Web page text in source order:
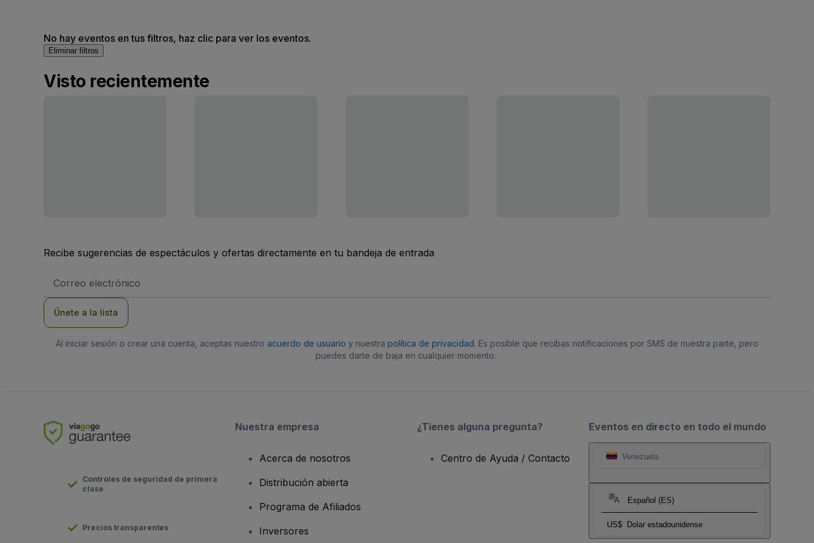
No hay eventos en tus filtros, haz clic para ver los eventos.
Eliminar filtros
Visto recientemente
Recibe sugerencias de espectáculos y ofertas directamente en tu bandeja de entrada
de
Únete a la lista
Al iniciar sesión o crear una cuenta, aceptas nuestro acuerdo de usuario y nuestra política de privacidad. Es posible que recibas notificaciones por SMS de nuestra parte, pero
puedes darte de baja en cualquier momento.
Eventos en directo en todo el mundo
Venezuela
Español (ES)
US$ Dolar estadounidense
Controles de seguridad de primera
clase
Precios transparentes
Nuestra empresa
Acerca de nosotros
Distribución abierta
Programa de Afiliados
Inversores
¿Tienes alguna pregunta?
Centro de Ayuda / Contacto